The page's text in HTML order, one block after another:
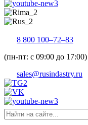
8 800 100–72–83
(пн-пт: с 09:00 до 17:00)
sales@rusindastry.ru